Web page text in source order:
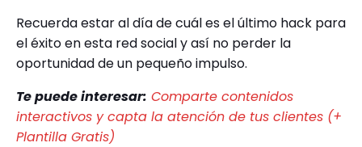
Recuerda estar al día de cuál es el último hack para
el éxito en esta red social y así no perder la
oportunidad de un pequeño impulso.
Te puede interesar: Comparte contenidos
interactivos y capta la atención de tus clientes (+
Plantilla Gratis)